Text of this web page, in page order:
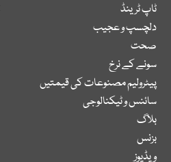
ٹاپ ٹرینڈ
دلچسپ و عجیب
صحت
سونے کے نرخ
پیٹرولیم مصنوعات کی قیمتیں
سائنس و ٹیکنالوجی
بلاگ
بزنس
ویڈیوز